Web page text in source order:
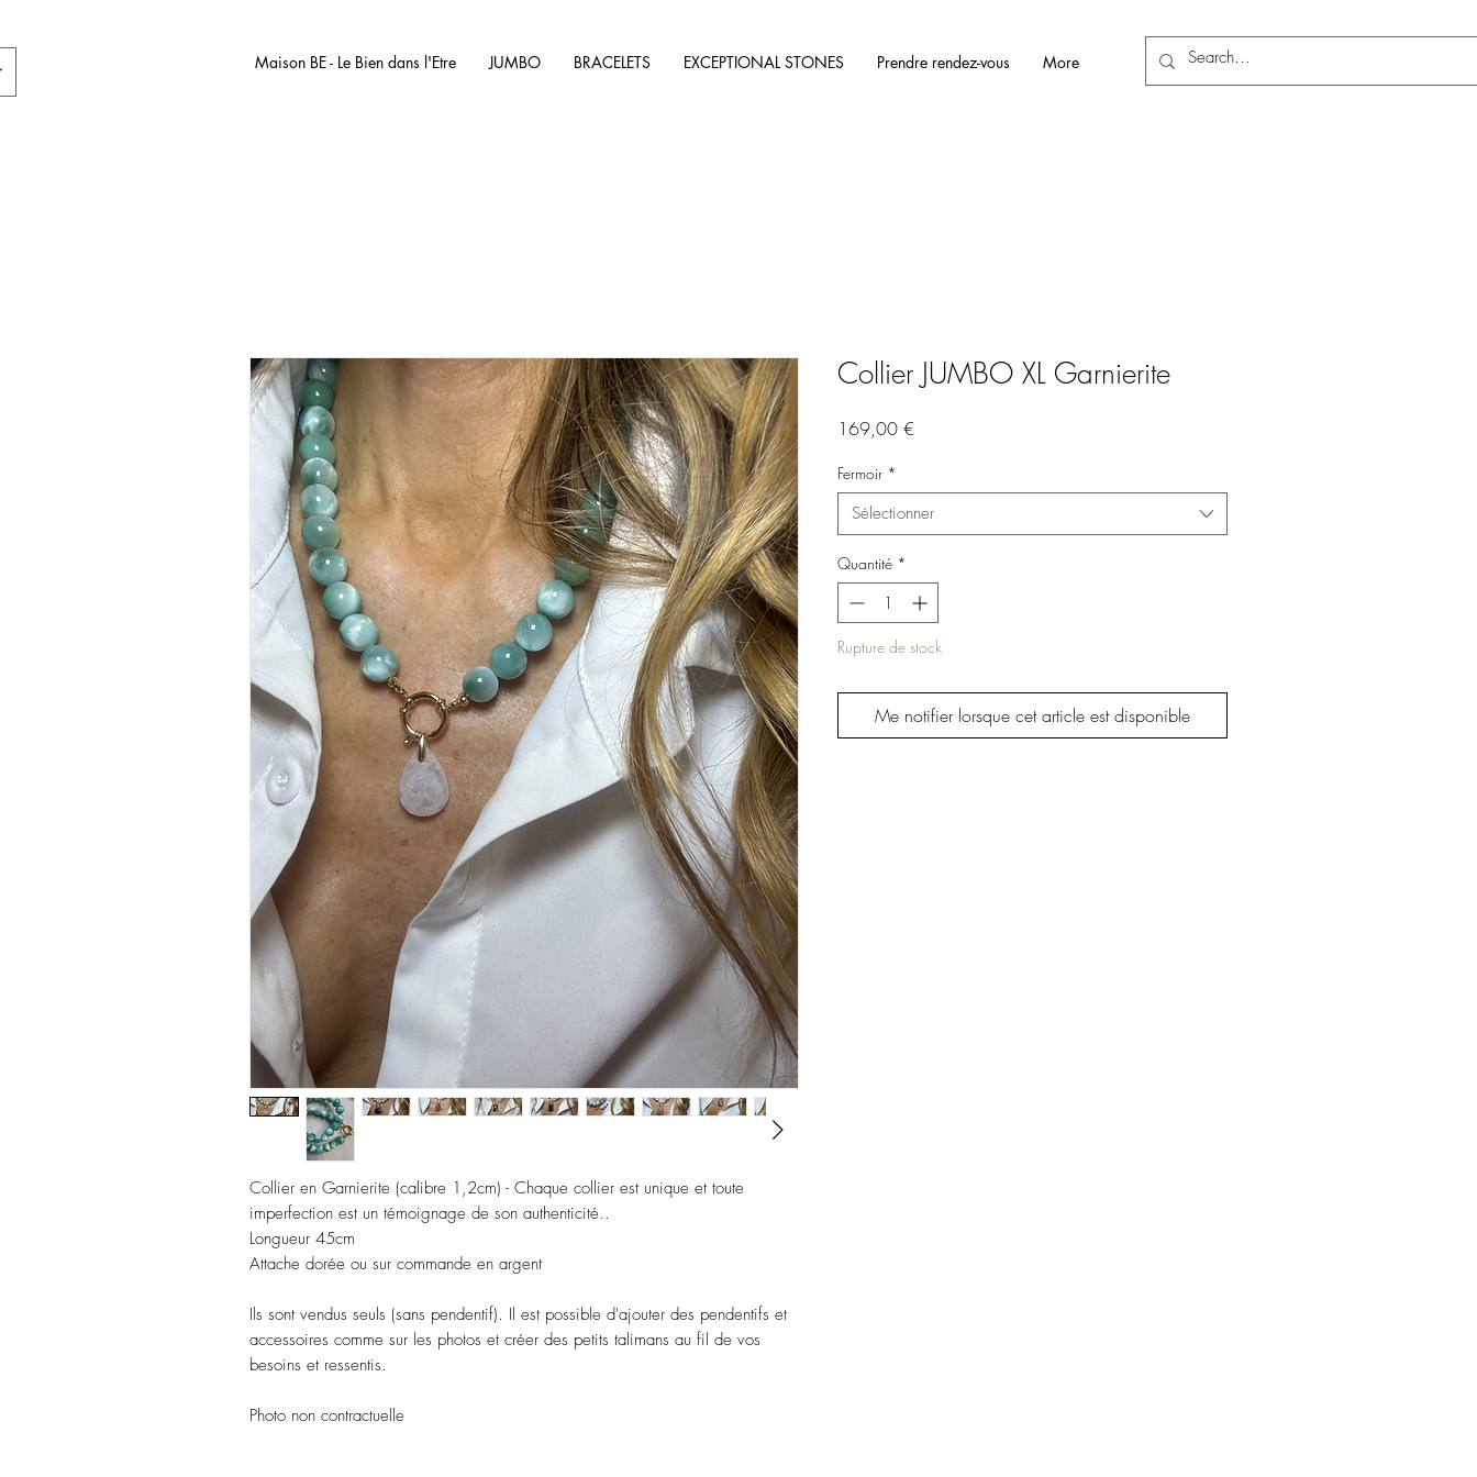
Maison BE - Le Bien dans l'Etre JUMBO BRACELETS EXCEPTIONAL STONES Prendre rendez-vous More
Collier en Garnierite (calibre 1,2cm) - Chaque collier est unique et toute
imperfection est un témoignage de son authenticité..
Longueur 45cm
Attache dorée ou sur commande en argent
Ils sont vendus seuls (sans pendentif). Il est possible d'ajouter des pendentifs et
accessoires comme sur les photos et créer des petits talimans au fil de vos
besoins et ressentis.
Photo non contractuelle
Collier JUMBO XL Garnierite
169,00 €
Fermoir *
Sélectionner
Quantité *
Rupture de stock
Me notifier lorsque cet article est disponible